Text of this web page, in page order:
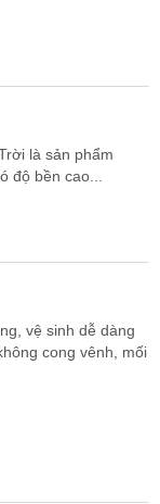
là sản phẩm
độ bền cao...
vệ sinh dễ dàng
cong vênh, mối